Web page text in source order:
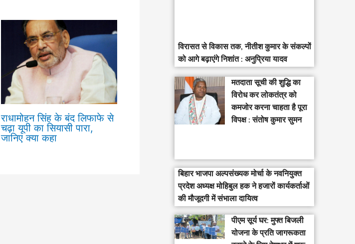
राधामोहन सिंह के बंद लिफाफे से
चढ़ा यूपी का सियासी पारा,
जानिए क्या कहा
विरासत से विकास तक, नीतीश कुमार के संकल्पों
को आगे बढ़ाएंगे निशांत : अनुप्रिया यादव
मतदाता सूची की शुद्धि का
विरोध कर लोकतंत्र को
कमजोर करना चाहता है पूरा
विपक्ष : संतोष कुमार सुमन
बिहार भाजपा अल्पसंख्यक मोर्चा के नवनियुक्त
प्रदेश अध्यक्ष मोहिबुल हक ने हजारों कार्यकर्ताओं
की मौजूदगी में संभाला दायित्व
पीएम सूर्य घर: मुफ्त बिजली
योजना के प्रति जागरूकता